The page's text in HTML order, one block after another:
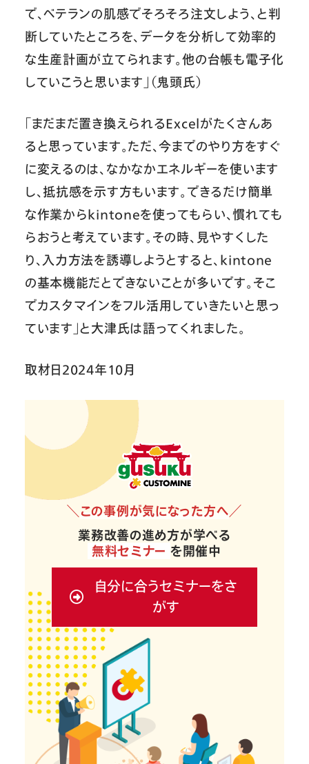
で、ベテランの肌感でそろそろ注文しよう、と判
断していたところを、データを分析して効率的
な生産計画が立てられます。他の台帳も電子化
していこうと思います」（鬼頭氏）
「まだまだ置き換えられるExcelがたくさんあ
ると思っています。ただ、今までのやり方をすぐ
に変えるのは、なかなかエネルギーを使います
し、抵抗感を示す方もいます。できるだけ簡単
な作業からkintoneを使ってもらい、慣れても
らおうと考えています。その時、見やすくした
り、入力方法を誘導しようとすると、kintone
の基本機能だとできないことが多いです。そこ
でカスタマインをフル活用していきたいと思っ
ています」と大津氏は語ってくれました。
取材日2024年10月
＼ この事例が気になった方へ／
業務改善の進め方が学べる
無料セミナー を開催中
自分に合うセミナーをさ
がす